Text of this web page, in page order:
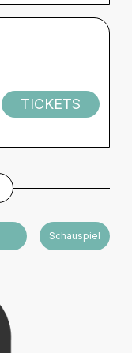
TICKETS
Schauspiel